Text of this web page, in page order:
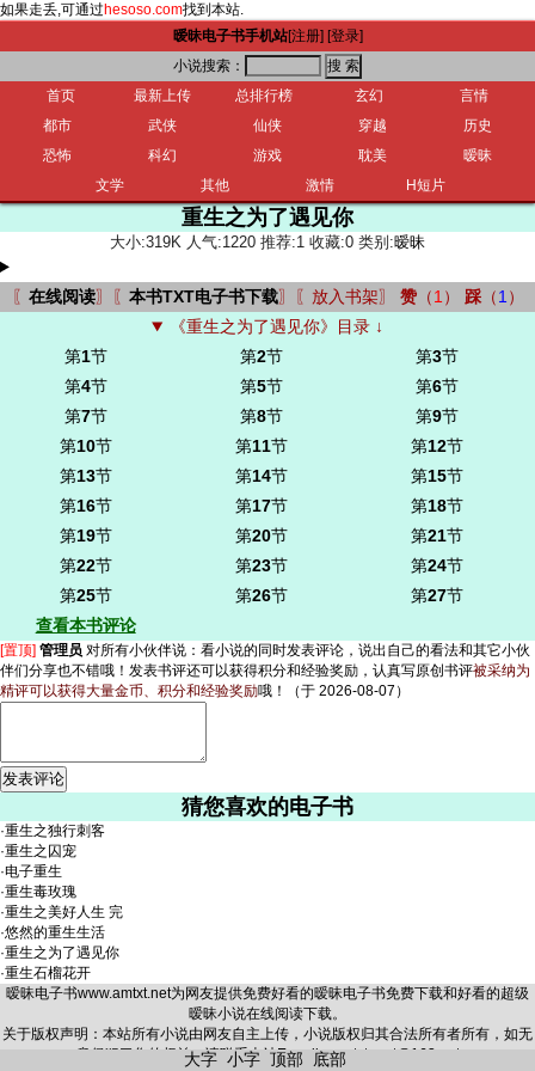
如果走丢,可通过hesoso.com找到本站.
暧昧电子书手机站[注册] [登录]
小说搜索：
首页
最新上传 总排行榜 玄幻
言情
都市
武侠 仙侠 穿越
历史
恐怖
科幻 游戏 耽美
暧昧
文学
其他 激情 H短片
重生之为了遇见你
大小:319K 人气:1220 推荐:1 收藏:0 类别:暧昧
〖 在线阅读〗〖 本书TXT电子书下载〗〖 放入书架〗 赞（1 ） 踩（1 ）
《重生之为了遇见你》目录 ↓
第1节 第2节 第3节
第4节 第5节 第6节
第7节 第8节 第9节
第10节 第11节 第12节
第13节 第14节 第15节
第16节 第17节 第18节
第19节 第20节 第21节
第22节 第23节 第24节
第25节 第26节 第27节
查看本书评论
[置顶] 管理员 对所有小伙伴说： 看小说的同时发表评论，说出自己的看法和其它小伙
伴们分享也不错哦！发表书评还可以获得积分和经验奖励，认真写原创书评被采纳为
精评可以获得大量金币、积分和经验奖励哦！ （于 2026-08-07）
猜您喜欢的电子书
·重生之独行刺客
·重生之囚宠
·电子重生
·重生毒玫瑰
·重生之美好人生 完
·悠然的重生生活
·重生之为了遇见你
·重生石榴花开
大字 小字 顶部 底部
暧昧电子书www.amtxt.net为网友提供免费好看的暧昧电子书免费下载和好看的超级
暧昧小说在线阅读下载。
关于版权声明：本站所有小说由网友自主上传，小说版权归其合法所有者所有，如无
意侵犯了您的权益，请联系本站E-mail：amtxt_net@163.net